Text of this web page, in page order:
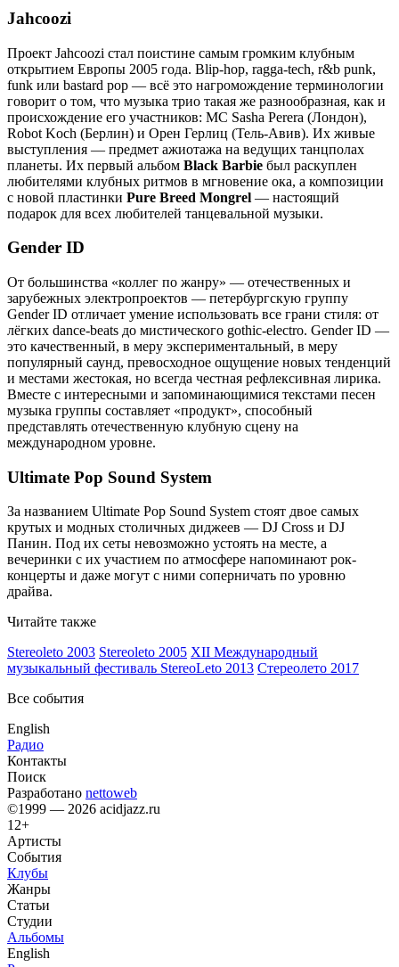
Jahcoozi
Проект Jahcoozi стал поистине самым громким клубным
открытием Европы 2005 года. Blip-hop, ragga-tech, r&b punk,
funk или bastard pop — всё это нагромождение терминологии
говорит о том, что музыка трио такая же разнообразная, как и
происхождение его участников: MC Sasha Perera (Лондон),
Robot Koch (Берлин) и Орен Герлиц (Тель-Авив). Их живые
выступления — предмет ажиотажа на ведущих танцполах
планеты. Их первый альбом Black Barbie был раскуплен
любителями клубных ритмов в мгновение ока, а композиции
с новой пластинки Pure Breed Mongrel — настоящий
подарок для всех любителей танцевальной музыки.
Gender ID
От большинства «коллег по жанру» — отечественных и
зарубежных электропроектов — петербургскую группу
Gender ID отличает умение использовать все грани стиля: от
лёгких dance-beats до мистического gothic-electro. Gender ID —
это качественный, в меру экспериментальный, в меру
популярный саунд, превосходное ощущение новых тенденций
и местами жестокая, но всегда честная рефлексивная лирика.
Вместе с интересными и запоминающимися текстами песен
музыка группы составляет «продукт», способный
представлять отечественную клубную сцену на
международном уровне.
Ultimate Pop Sound System
За названием Ultimate Pop Sound System стоят двое самых
крутых и модных столичных диджеев — DJ Cross и DJ
Панин. Под их сеты невозможно устоять на месте, а
вечеринки с их участием по атмосфере напоминают рок-
концерты и даже могут с ними соперничать по уровню
драйва.
Читайте также
Stereoleto 2003 Stereoleto 2005 XII Международный
музыкальный фестиваль StereoLeto 2013 Стереолето 2017
Все события
English
Радио
Контакты
Поиск
Разработано nettoweb
©1999 — 2026 acidjazz.ru
12+
Артисты
События
Клубы
Жанры
Статьи
Студии
Альбомы
English